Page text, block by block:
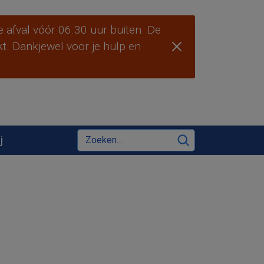
afval vóór 06.30 uur buiten. De
Dankjewel voor je hulp en
Zoeken
Zoeken